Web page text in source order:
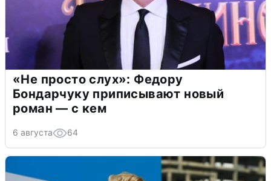
«Не просто слух»: Федору
Бондарчуку приписывают новый
роман — с кем
6 августа 64